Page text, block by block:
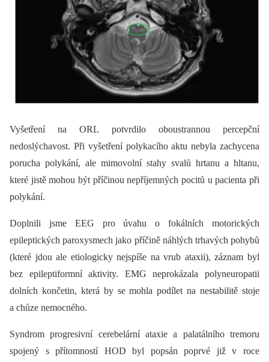
Vyšetření na ORL potvrdilo oboustrannou percepční
nedoslýchavost. Při vyšetření polykacího aktu nebyla zachycena
porucha polykání, ale mimovolní stahy svalů hrtanu a hltanu,
které jistě mohou být příčinou nepříjemných pocitů u pacienta při
polykání.
Doplnili jsme EEG pro úvahu o fokálních motorických
epileptických paroxysmech jako příčině náhlých trhavých pohybů
(které jdou ale etiologicky nejspíše na vrub ataxii), záznam byl
bez epileptiformní aktivity. EMG neprokázala polyneuropatii
dolních končetin, která by se mohla podílet na nestabilitě stoje
a chůze nemocného.
Syndrom progresivní cerebelární ataxie a palatálního tremoru
spojený s přítomností HOD byl popsán poprvé již v roce